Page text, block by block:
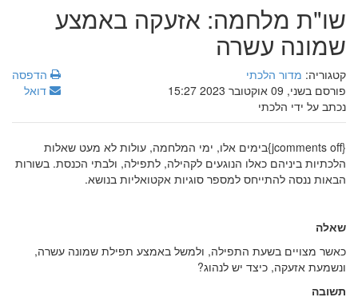
שו"ת מלחמה: אזעקה באמצע
שמונה עשרה
הדפסה
דואל
קטגוריה: מדור הלכתי
פורסם בשני, 09 אוקטובר 2023 15:27
נכתב על ידי הלכתי
{jcomments off}בימים אלו, ימי המלחמה, עולות לא מעט שאלות
הלכתיות ביניהם כאלו הנוגעים לקהילה, לתפילה, ולבתי הכנסת. בשורות
הבאות ננסה להתייחס למספר סוגיות אקטואליות בנושא.
שאלה
כאשר מצויים בשעת התפילה, ולמשל באמצע תפילת שמונה עשרה,
ונשמעת אזעקה, כיצד יש לנהוג?
תשובה